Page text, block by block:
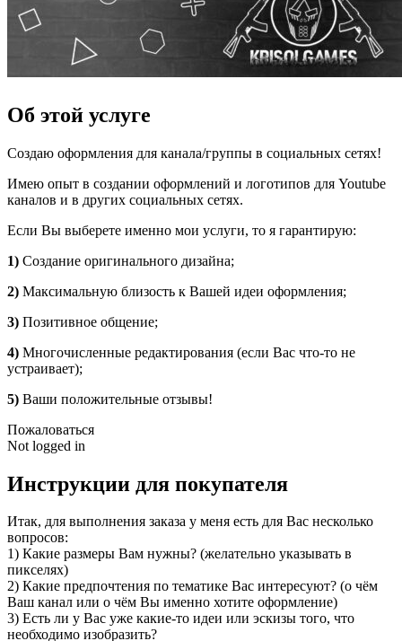
Об этой услуге
Создаю оформления для канала/группы в социальных сетях!
Имею опыт в создании оформлений и логотипов для Youtube
каналов и в других социальных сетях.
Если Вы выберете именно мои услуги, то я гарантирую:
1) Создание оригинального дизайна;
2) Максимальную близость к Вашей идеи оформления;
3) Позитивное общение;
4) Многочисленные редактирования (если Вас что-то не
устраивает);
5) Ваши положительные отзывы!
Пожаловаться
Not logged in
Инструкции для покупателя
Итак, для выполнения заказа у меня есть для Вас несколько
вопросов:
1) Какие размеры Вам нужны? (желательно указывать в
пикселях)
2) Какие предпочтения по тематике Вас интересуют? (о чём
Ваш канал или о чём Вы именно хотите оформление)
3) Есть ли у Вас уже какие-то идеи или эскизы того, что
необходимо изобразить?